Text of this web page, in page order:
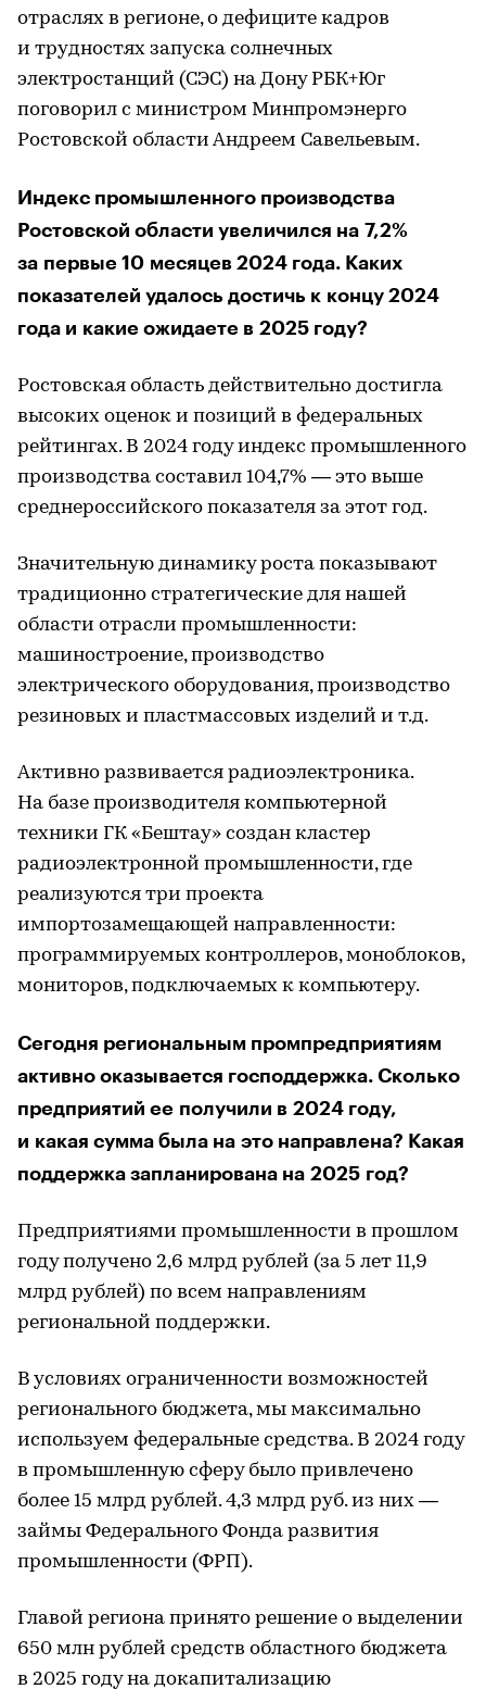
отраслях в регионе, о дефиците кадров
и трудностях запуска солнечных
электростанций (СЭС) на Дону РБК+Юг
поговорил с министром Минпромэнерго
Ростовской области Андреем Савельевым.
Индекс промышленного производства
Ростовской области увеличился на 7,2%
за первые 10 месяцев 2024 года. Каких
показателей удалось достичь к концу 2024
года и какие ожидаете в 2025 году?
Ростовская область действительно достигла
высоких оценок и позиций в федеральных
рейтингах. В 2024 году индекс промышленного
производства составил 104,7% — это выше
среднероссийского показателя за этот год.
Значительную динамику роста показывают
традиционно стратегические для нашей
области отрасли промышленности:
машиностроение, производство
электрического оборудования, производство
резиновых и пластмассовых изделий и т.д.
Активно развивается радиоэлектроника.
На базе производителя компьютерной
техники ГК «Бештау» создан кластер
радиоэлектронной промышленности, где
реализуются три проекта
импортозамещающей направленности:
программируемых контроллеров, моноблоков,
мониторов, подключаемых к компьютеру.
Сегодня региональным промпредприятиям
активно оказывается господдержка. Сколько
предприятий ее получили в 2024 году,
и какая сумма была на это направлена? Какая
поддержка запланирована на 2025 год?
Предприятиями промышленности в прошлом
году получено 2,6 млрд рублей (за 5 лет 11,9
млрд рублей) по всем направлениям
региональной поддержки.
В условиях ограниченности возможностей
регионального бюджета, мы максимально
используем федеральные средства. В 2024 году
в промышленную сферу было привлечено
более 15 млрд рублей. 4,3 млрд руб. из них —
займы Федерального Фонда развития
промышленности (ФРП).
Главой региона принято решение о выделении
650 млн рублей средств областного бюджета
в 2025 году на докапитализацию